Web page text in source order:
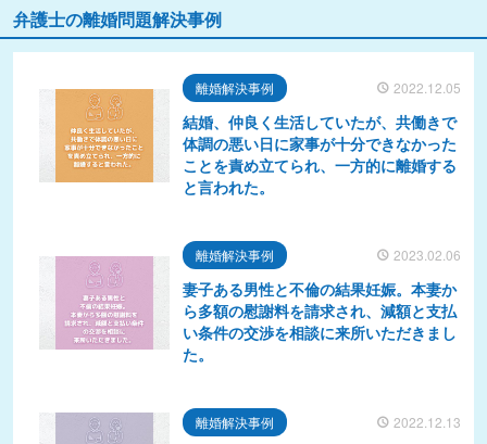
弁護士の離婚問題解決事例
離婚解決事例 2022.12.05
結婚、仲良く生活していたが、共働きで
体調の悪い日に家事が十分できなかった
ことを責め立てられ、一方的に離婚する
と言われた。
離婚解決事例 2023.02.06
妻子ある男性と不倫の結果妊娠。本妻か
ら多額の慰謝料を請求され、減額と支払
い条件の交渉を相談に来所いただきまし
た。
離婚解決事例 2022.12.13